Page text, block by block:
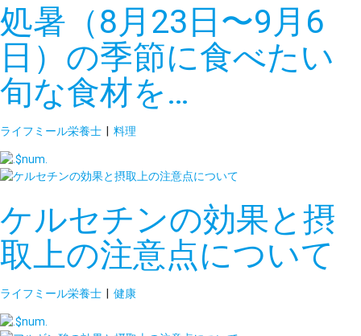
処暑（8月23日〜9月6
日）の季節に食べたい
旬な食材を…
ライフミール栄養士 | 料理
ケルセチンの効果と摂
取上の注意点について
ライフミール栄養士 | 健康